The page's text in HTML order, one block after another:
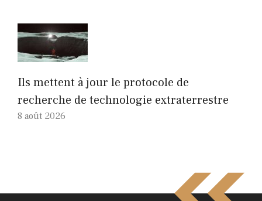
Ils mettent à jour le protocole de
recherche de technologie extraterrestre
8 août 2026